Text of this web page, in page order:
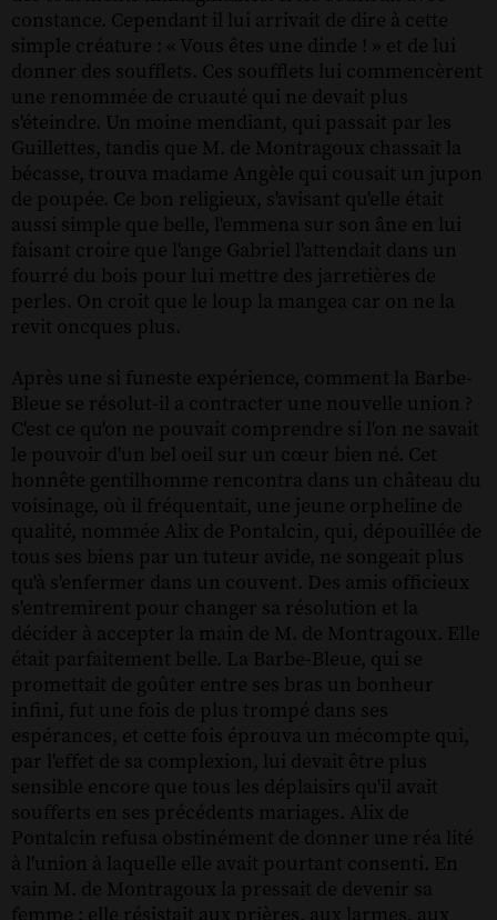
constance. Cependant il lui arrivait de dire à cette
simple créature : « Vous êtes une dinde ! » et de lui
donner des soufflets. Ces soufflets lui commencèrent
une renommée de cruauté qui ne devait plus
s'éteindre. Un moine mendiant, qui passait par les
Guillettes, tandis que M. de Montragoux chassait la
bécasse, trouva madame Angèle qui cousait un jupon
de poupée. Ce bon religieux, s'avisant qu'elle était
aussi simple que belle, l'emmena sur son âne en lui
faisant croire que l'ange Gabriel l'attendait dans un
fourré du bois pour lui mettre des jarretières de
perles. On croit que le loup la mangea car on ne la
revit oncques plus.
Après une si funeste expérience, comment la Barbe-
Bleue se résolut-il a contracter une nouvelle union ?
C'est ce qu'on ne pouvait comprendre si l'on ne savait
le pouvoir d'un bel oeil sur un cœur bien né. Cet
honnête gentilhomme rencontra dans un château du
voisinage, où il fréquentait, une jeune orpheline de
qualité, nommée Alix de Pontalcin, qui, dépouillée de
tous ses biens par un tuteur avide, ne songeait plus
qu'à s'enfermer dans un couvent. Des amis officieux
s'entremirent pour changer sa résolution et la
décider à accepter la main de M. de Montragoux. Elle
était parfaitement belle. La Barbe-Bleue, qui se
promettait de goûter entre ses bras un bonheur
infini, fut une fois de plus trompé dans ses
espérances, et cette fois éprouva un mécompte qui,
par l'effet de sa complexion, lui devait être plus
sensible encore que tous les déplaisirs qu'il avait
soufferts en ses précédents mariages. Alix de
Pontalcin refusa obstinément de donner une réa lité
à l'union à laquelle elle avait pourtant consenti. En
vain M. de Montragoux la pressait de devenir sa
femme ; elle résistait aux prières, aux larmes, aux